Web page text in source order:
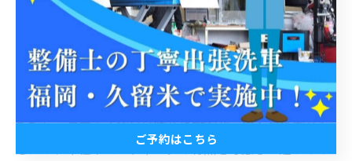
や虫の死骸などしつこい汚れに効果を発揮します。
さらに、界面活性剤やノンシリコン・ノンワックスなど
の特徴にも注目しましょう。界面活性剤は水と汚れのな
じみを良くし、泡立ちやすく洗浄力が安定しています。
ただし、強すぎる成分は塗装や樹脂パーツへの影響があ
るため、車種やコーティングの有無を考慮して選ぶこと
ご予約はこちら